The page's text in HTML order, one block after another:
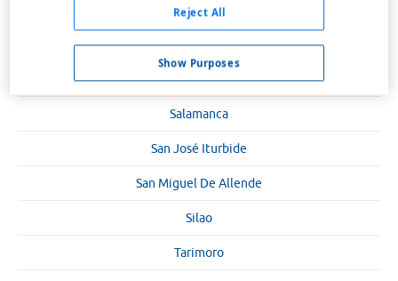
Guanajuato
Irapuato
León
Salamanca
San José Iturbide
San Miguel De Allende
Silao
Tarimoro
Show Purposes
Reject All